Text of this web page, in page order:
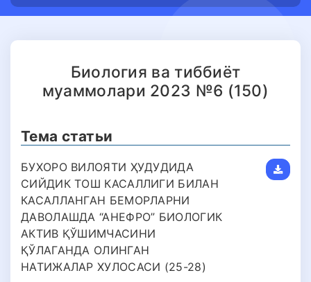
Биология ва тиббиёт
муаммолари 2023 №6 (150)
Тема статьи
БУХОРО ВИЛОЯТИ ҲУДУДИДА
СИЙДИК ТОШ КАСАЛЛИГИ БИЛАН
КАСАЛЛАНГАН БЕМОРЛАРНИ
ДАВОЛАШДА “АНЕФРО” БИОЛОГИК
АКТИВ ҚЎШИМЧАСИНИ
ҚЎЛАГАНДА ОЛИНГАН
НАТИЖАЛАР ХУЛОСАСИ (25-28)